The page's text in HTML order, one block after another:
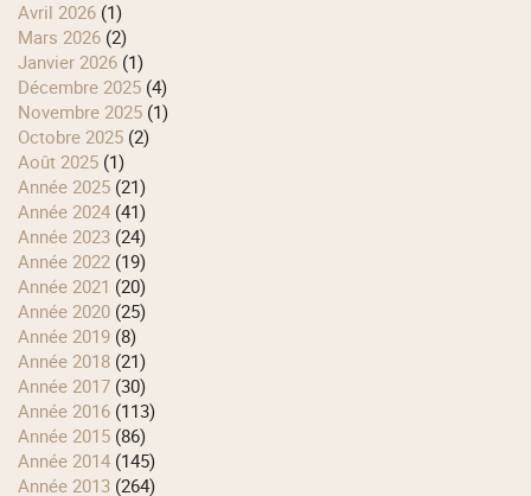
avril 2026 (1)
mars 2026 (2)
janvier 2026 (1)
décembre 2025 (4)
novembre 2025 (1)
octobre 2025 (2)
août 2025 (1)
année 2025 (21)
année 2024 (41)
année 2023 (24)
année 2022 (19)
année 2021 (20)
année 2020 (25)
année 2019 (8)
année 2018 (21)
année 2017 (30)
année 2016 (113)
année 2015 (86)
année 2014 (145)
année 2013 (264)